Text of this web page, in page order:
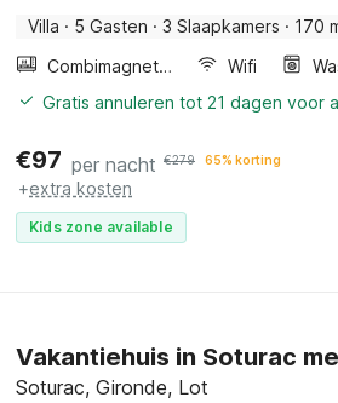
Villa · 5 Gasten · 3 Slaapkamers · 170
Combimagnetron
Wifi
Gratis annuleren tot 21 dagen voor
€97 per nacht €279 65% korting
+extra kosten
Kids zone available
Vakantiehuis in Soturac
Soturac, Gironde, Lot